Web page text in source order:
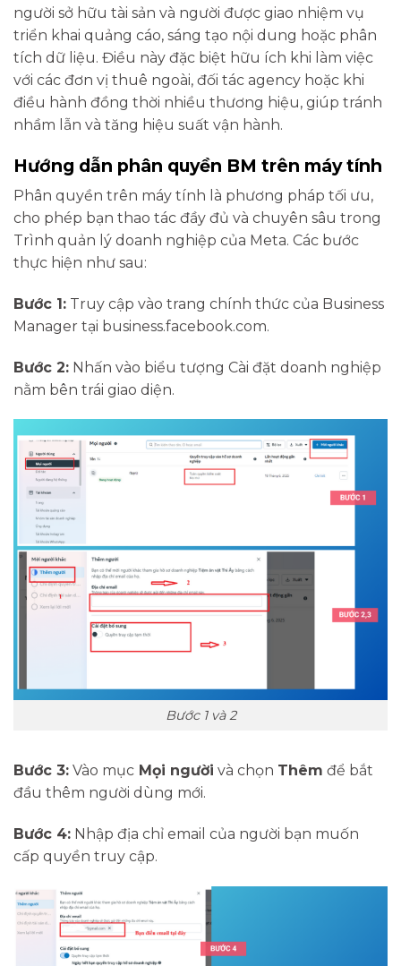
người sở hữu tài sản và người được giao nhiệm vụ
triển khai quảng cáo, sáng tạo nội dung hoặc phân
tích dữ liệu. Điều này đặc biệt hữu ích khi làm việc
với các đơn vị thuê ngoài, đối tác agency hoặc khi
điều hành đồng thời nhiều thương hiệu, giúp tránh
nhầm lẫn và tăng hiệu suất vận hành.
Hướng dẫn phân quyền BM trên máy tính
Phân quyền trên máy tính là phương pháp tối ưu,
cho phép bạn thao tác đầy đủ và chuyên sâu trong
Trình quản lý doanh nghiệp của Meta. Các bước
thực hiện như sau:
Bước 1: Truy cập vào trang chính thức của Business
Manager tại business.facebook.com.
Bước 2: Nhấn vào biểu tượng Cài đặt doanh nghiệp
nằm bên trái giao diện.
Bước 1 và 2
Bước 3: Vào mục Mọi người và chọn Thêm để bắt
đầu thêm người dùng mới.
Bước 4: Nhập địa chỉ email của người bạn muốn
cấp quyền truy cập.